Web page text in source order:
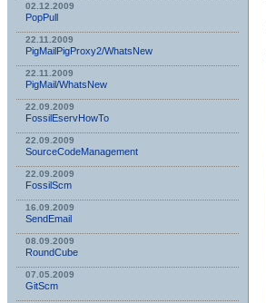
02.12.2009
PopPull
22.11.2009
PigMailPigProxy2/WhatsNew
22.11.2009
PigMail/WhatsNew
22.09.2009
FossilEservHowTo
22.09.2009
SourceCodeManagement
22.09.2009
FossilScm
16.09.2009
SendEmail
08.09.2009
RoundCube
07.05.2009
GitScm